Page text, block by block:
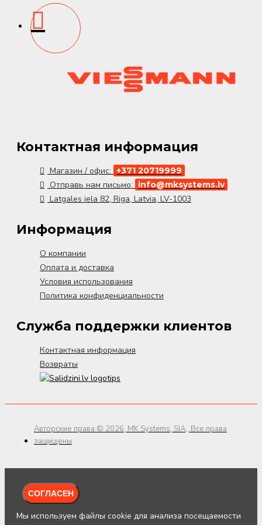
Контактная информация
Магазин / офис: +371 20719999
Отправь нам письмо: info@mksystems.lv
Latgales iela 82, Riga, Latvia, LV-1003
Информация
О компании
Оплата и доставка
Условия использования
Политика конфиденциальности
Служба поддержки клиентов
Контактная информация
Возвраты
Авторские права © 2026, MK Systems, SIA,, Все права
защищены
СОГЛАСЕН
Мы используем файлы cookie для анализа посещаемости